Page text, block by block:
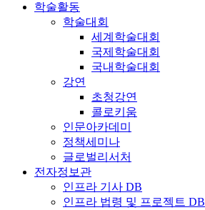
학술활동
학술대회
세계학술대회
국제학술대회
국내학술대회
강연
초청강연
콜로키움
인문아카데미
정책세미나
글로벌리서처
전자정보관
인프라 기사 DB
인프라 법령 및 프로젝트 DB